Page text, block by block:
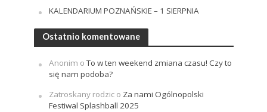
KALENDARIUM POZNAŃSKIE – 1 SIERPNIA
Ostatnio komentowane
Anonim oTo w ten weekend zmiana czasu! Czy to
się nam podoba?
Zatroskany rodzico Za nami Ogólnopolski
Festiwal Splashball 2025